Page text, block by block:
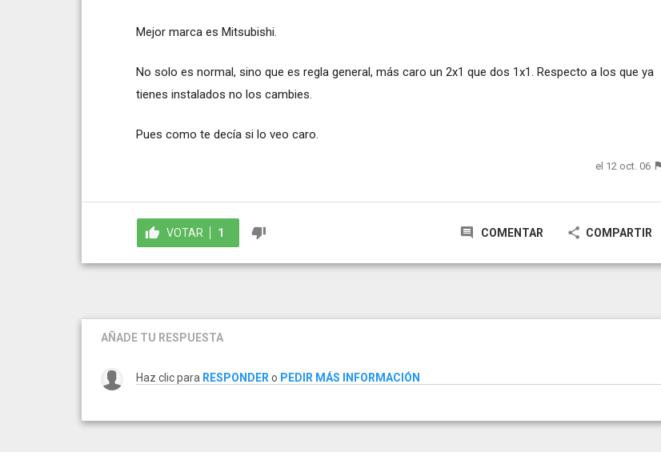
Mejor marca es Mitsubishi.
No solo es normal, sino que es regla general, más caro un 2x1 que dos 1x1. Respecto a los que ya
tienes instalados no los cambies.
Pues como te decía si lo veo caro.
el 12 oct. 06
VOTAR 1 COMENTAR COMPARTIR
AÑADE TU RESPUESTA
Haz clic para RESPONDER o PEDIR MÁS INFORMACIÓN